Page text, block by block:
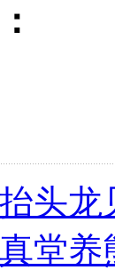
头龙
堂